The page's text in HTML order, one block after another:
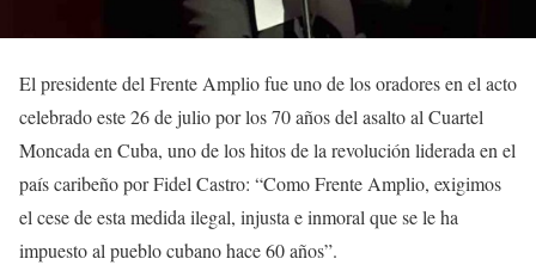
El presidente del Frente Amplio fue uno de los oradores en el acto
celebrado este 26 de julio por los 70 años del asalto al Cuartel
Moncada en Cuba, uno de los hitos de la revolución liderada en el
país caribeño por Fidel Castro: “Como Frente Amplio, exigimos
el cese de esta medida ilegal, injusta e inmoral que se le ha
impuesto al pueblo cubano hace 60 años”.